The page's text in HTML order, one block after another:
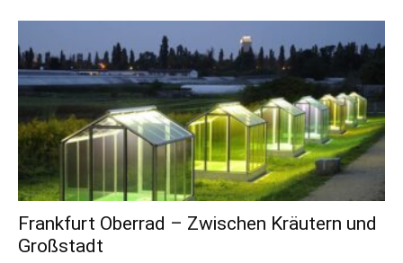
Frankfurt Oberrad – Zwischen Kräutern und
Großstadt